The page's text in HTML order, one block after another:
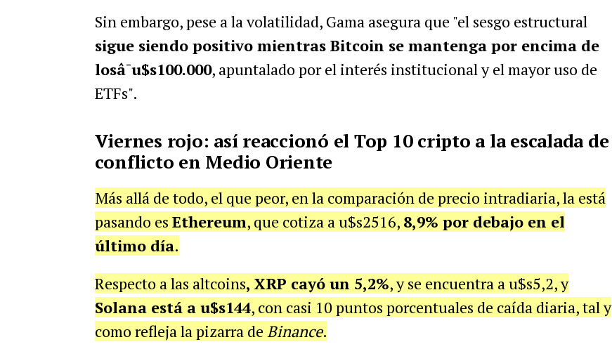
Sin embargo, pese a la volatilidad, Gama asegura que "el sesgo estructural
sigue siendo positivo mientras Bitcoin se mantenga por encima de
losâ¯u$s100.000, apuntalado por el interés institucional y el mayor uso de
ETFs".
Viernes rojo: así reaccionó el Top 10 cripto a la escalada de
conflicto en Medio Oriente
Más allá de todo, el que peor, en la comparación de precio intradiaria, la está
pasando es Ethereum, que cotiza a u$s2516, 8,9% por debajo en el
último día.
Respecto a las altcoins, XRP cayó un 5,2%, y se encuentra a u$s5,2, y
Solana está a u$s144, con casi 10 puntos porcentuales de caída diaria, tal y
como refleja la pizarra de Binance.